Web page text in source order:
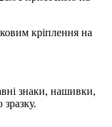
кріплення на
знаки, нашивки,